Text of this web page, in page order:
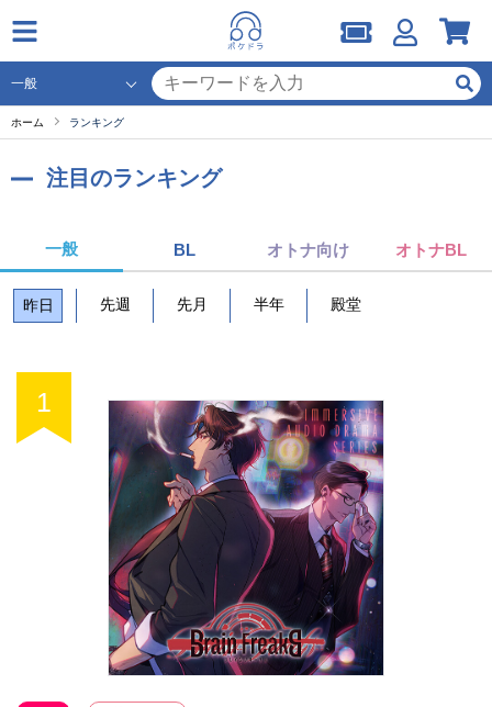
ホーム ランキング
注目のランキング
一般 BL オトナ向け オトナBL
昨日 先週 先月 半年 殿堂